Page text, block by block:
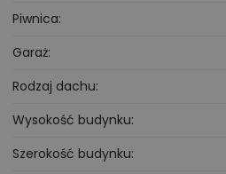
Piwnica
Garaż
Rodzaj dachu
Wysokość budynku
Szerokość budynku